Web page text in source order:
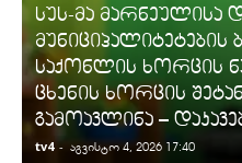
სუს-მა მარნეულისა
მუნიციპალიტეტების
საქონლის ხორცის
ცხენის ხორცის
გამოავლინა –
tv4 - აგვისტო 4, 2026 17:40